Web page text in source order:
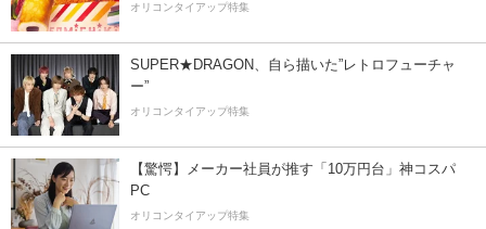
オリコンタイアップ特集
SUPER★DRAGON、自ら描いた”レトロフューチャ
ー”
オリコンタイアップ特集
【驚愕】メーカー社員が推す「10万円台」神コスパ
PC
オリコンタイアップ特集